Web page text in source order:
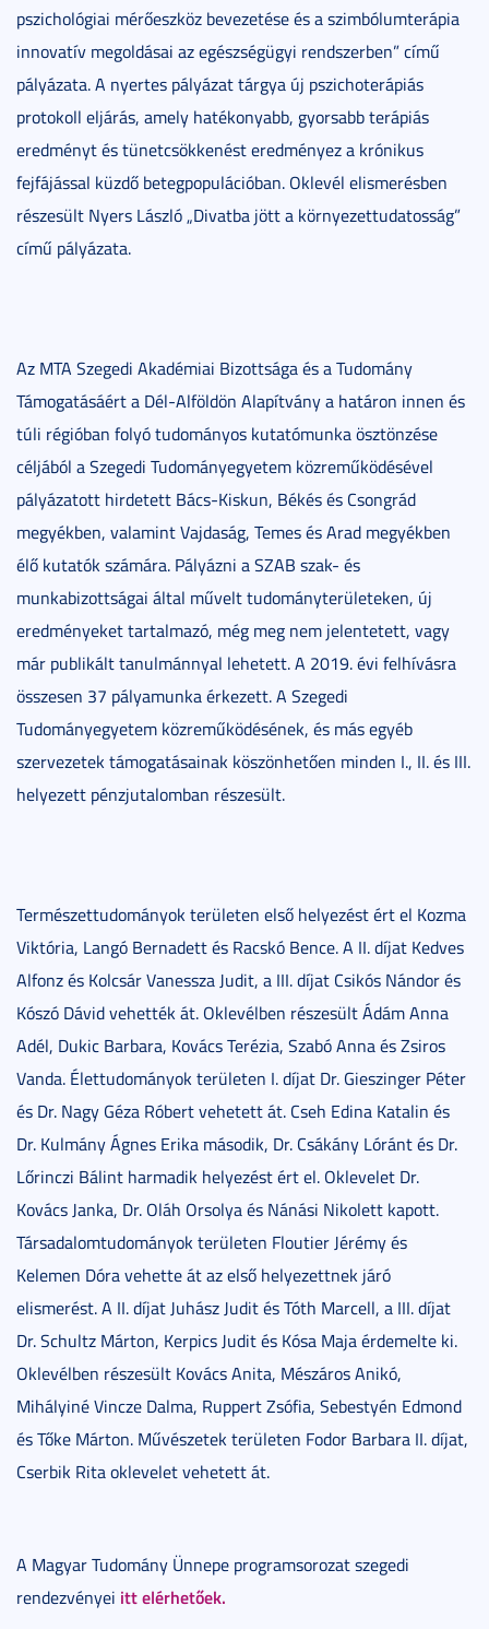
pszichológiai mérőeszköz bevezetése és a szimbólumterápia
innovatív megoldásai az egészségügyi rendszerben” című
pályázata. A nyertes pályázat tárgya új pszichoterápiás
protokoll eljárás, amely hatékonyabb, gyorsabb terápiás
eredményt és tünetcsökkenést eredményez a krónikus
fejfájással küzdő betegpopulációban. Oklevél elismerésben
részesült Nyers László „Divatba jött a környezettudatosság”
című pályázata.
Az MTA Szegedi Akadémiai Bizottsága és a Tudomány
Támogatásáért a Dél-Alföldön Alapítvány a határon innen és
túli régióban folyó tudományos kutatómunka ösztönzése
céljából a Szegedi Tudományegyetem közreműködésével
pályázatott hirdetett Bács-Kiskun, Békés és Csongrád
megyékben, valamint Vajdaság, Temes és Arad megyékben
élő kutatók számára. Pályázni a SZAB szak- és
munkabizottságai által művelt tudományterületeken, új
eredményeket tartalmazó, még meg nem jelentetett, vagy
már publikált tanulmánnyal lehetett. A 2019. évi felhívásra
összesen 37 pályamunka érkezett. A Szegedi
Tudományegyetem közreműködésének, és más egyéb
szervezetek támogatásainak köszönhetően minden I., II. és III.
helyezett pénzjutalomban részesült.
Természettudományok területen első helyezést ért el Kozma
Viktória, Langó Bernadett és Racskó Bence. A II. díjat Kedves
Alfonz és Kolcsár Vanessza Judit, a III. díjat Csikós Nándor és
Kószó Dávid vehették át. Oklevélben részesült Ádám Anna
Adél, Dukic Barbara, Kovács Terézia, Szabó Anna és Zsiros
Vanda. Élettudományok területen I. díjat Dr. Gieszinger Péter
és Dr. Nagy Géza Róbert vehetett át. Cseh Edina Katalin és
Dr. Kulmány Ágnes Erika második, Dr. Csákány Lóránt és Dr.
Lőrinczi Bálint harmadik helyezést ért el. Oklevelet Dr.
Kovács Janka, Dr. Oláh Orsolya és Nánási Nikolett kapott.
Társadalomtudományok területen Floutier Jérémy és
Kelemen Dóra vehette át az első helyezettnek járó
elismerést. A II. díjat Juhász Judit és Tóth Marcell, a III. díjat
Dr. Schultz Márton, Kerpics Judit és Kósa Maja érdemelte ki.
Oklevélben részesült Kovács Anita, Mészáros Anikó,
Mihályiné Vincze Dalma, Ruppert Zsófia, Sebestyén Edmond
és Tőke Márton. Művészetek területen Fodor Barbara II. díjat,
Cserbik Rita oklevelet vehetett át.
A Magyar Tudomány Ünnepe programsorozat szegedi
rendezvényei itt elérhetőek.